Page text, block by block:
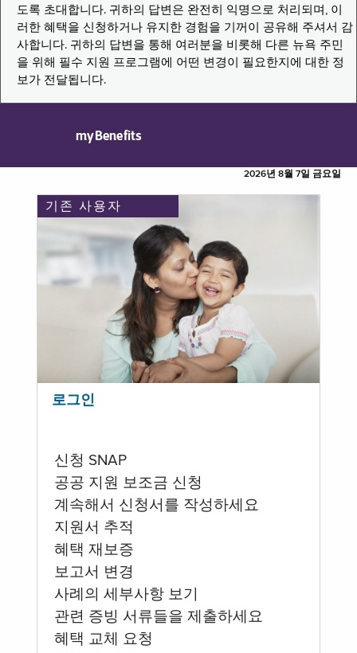
도록 초대합니다. 귀하의 답변은 완전히 익명으로 처리되며, 이
러한 혜택을 신청하거나 유지한 경험을 기꺼이 공유해 주셔서 감
사합니다. 귀하의 답변을 통해 여러분을 비롯해 다른 뉴욕 주민
을 위해 필수 지원 프로그램에 어떤 변경이 필요한지에 대한 정
보가 전달됩니다.
myBenefits
2026년 8월 7일 금요일
기존 사용자
로그인
신청 SNAP
공공 지원 보조금 신청
계속해서 신청서를 작성하세요
지원서 추적
혜택 재보증
보고서 변경
사례의 세부사항 보기
관련 증빙 서류들을 제출하세요
혜택 교체 요청